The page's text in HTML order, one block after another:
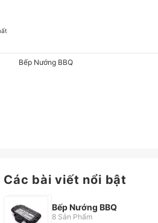
Bếp Nướng BBQ
Các bài viết nổi bật
Bếp Nướng BBQ
8 Sản Phẩm